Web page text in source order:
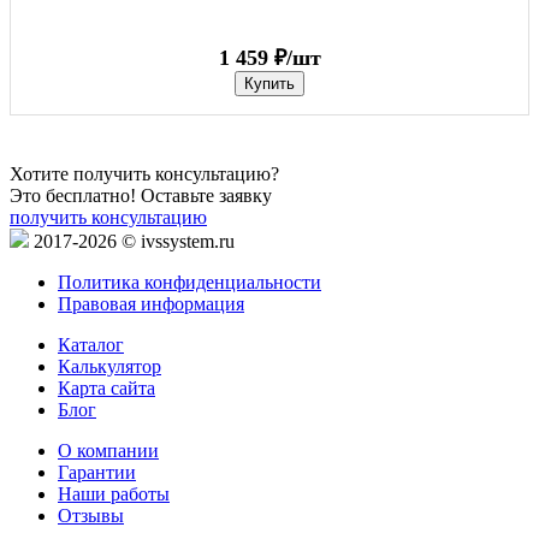
1 459 ₽/шт
Купить
Хотите получить консультацию?
Это бесплатно! Оставьте заявку
получить консультацию
2017-2026 © ivssystem.ru
Политика конфиденциальности
Правовая информация
Каталог
Калькулятор
Карта сайта
Блог
О компании
Гарантии
Наши работы
Отзывы